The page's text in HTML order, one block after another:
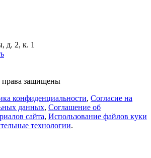
д. 2, к. 1
защищены
конфиденциальности, Согласие на
данных, Соглашение об
сайта, Использование файлов куки
технологии.